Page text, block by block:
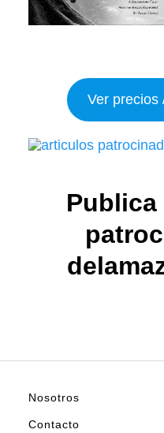
Ver precios
Nosotros
Contacto